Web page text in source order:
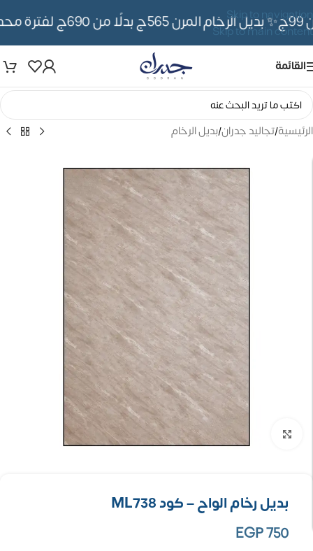
Skip to navigation
Skip to main content
✨ بديل الرخام المرن 565ج بدلًا من 690ج لفترة محدوده
القائمة
الرئيسية/تجاليد جدران/بديل الرخام
تكبير الصورة
بديل رخام الواح – كود ML738
EGP750